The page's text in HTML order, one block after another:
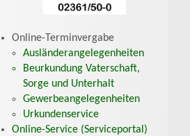
Online-Terminvergabe
Ausländerangelegenheiten
Beurkundung Vaterschaft,
Sorge und Unterhalt
Gewerbeangelegenheiten
Urkundenservice
Online-Service (Serviceportal)